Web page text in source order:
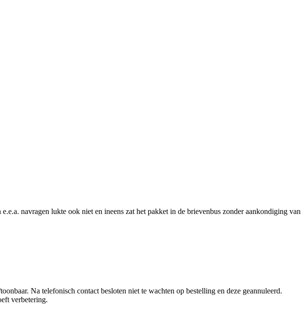
navragen lukte ook niet en ineens zat het pakket in de brievenbus zonder aankondiging van
Na telefonisch contact besloten niet te wachten op bestelling en deze geannuleerd.
verbetering.